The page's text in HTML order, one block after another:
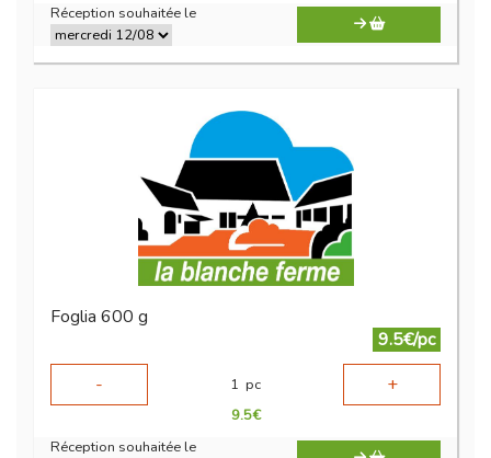
Réception souhaitée le
Foglia 600 g
9.5€/pc
-
1 pc +
9.5€
Réception souhaitée le